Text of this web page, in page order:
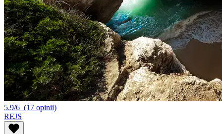
5.9/6 (17 opinii)
REJS